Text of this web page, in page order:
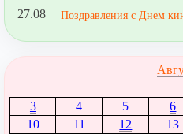
27.08 Поздравления с Днем
3
4 5 6
10
11 12 13